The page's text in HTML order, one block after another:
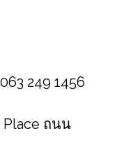
249 1456
Place ถนน